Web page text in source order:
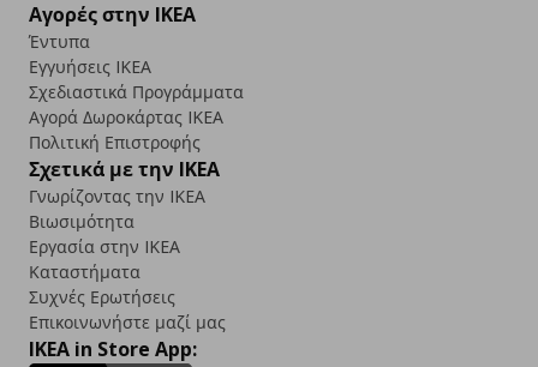
Αγορές στην IKEA
Έντυπα
Εγγυήσεις IKEA
Σχεδιαστικά Προγράμματα
Αγορά Δωρoκάρτας IKEA
Πολιτική Επιστροφής
Σχετικά με την IKEA
Γνωρίζοντας την IKEA
Βιωσιμότητα
Εργασία στην IKEA
Καταστήματα
Συχνές Ερωτήσεις
Επικοινωνήστε μαζί μας
IKEA in Store App: